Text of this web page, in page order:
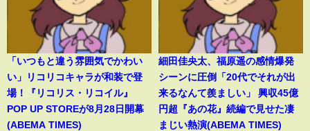
「いつもと違う雰囲気でかわい
い」リコリコキャラが和装で登
場！『リコリス・リコイル』
POP UP STOREが8月28日開幕
(ABEMA TIMES)
細田佳央太、福原遥の感情爆発
シーンに圧倒「20代でそれが出
来るなんて羨ましい」 興収45億
円超『あの花』続編で見せた凄
まじい熱演(ABEMA TIMES)